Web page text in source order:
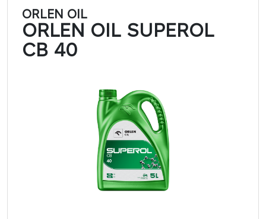
ORLEN OIL
ORLEN OIL SUPEROL
CB 40